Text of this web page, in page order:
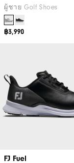
ผู้ชาย Golf Shoes
฿3,990
FJ Fuel